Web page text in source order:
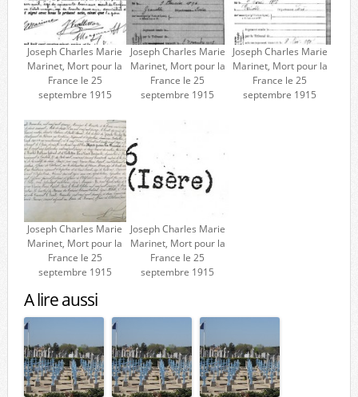
Joseph Charles Marie
Marinet, Mort pour la
France le 25
septembre 1915
Joseph Charles Marie
Marinet, Mort pour la
France le 25
septembre 1915
Joseph Charles Marie
Marinet, Mort pour la
France le 25
septembre 1915
Joseph Charles Marie
Marinet, Mort pour la
France le 25
septembre 1915
Joseph Charles Marie
Marinet, Mort pour la
France le 25
septembre 1915
A lire aussi